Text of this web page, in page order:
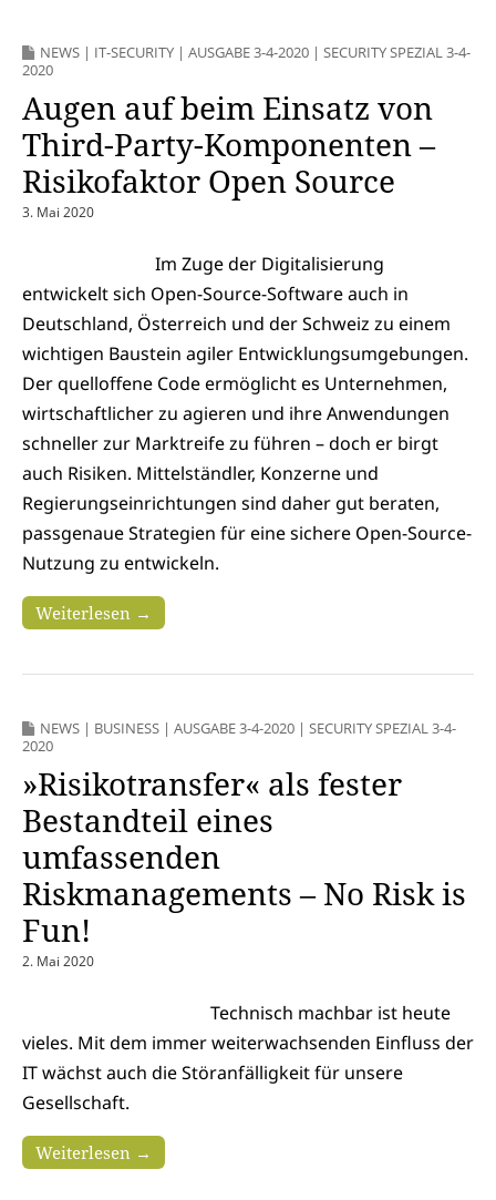
NEWS | IT-SECURITY | AUSGABE 3-4-2020 | SECURITY SPEZIAL 3-4-
2020
Augen auf beim Einsatz von
Third-Party-Komponenten –
Risikofaktor Open Source
3. Mai 2020
Im Zuge der Digitalisierung
entwickelt sich Open-Source-Software auch in
Deutschland, Österreich und der Schweiz zu einem
wichtigen Baustein agiler Entwicklungsumgebungen.
Der quelloffene Code ermöglicht es Unternehmen,
wirtschaftlicher zu agieren und ihre Anwendungen
schneller zur Marktreife zu führen – doch er birgt
auch Risiken. Mittelständler, Konzerne und
Regierungseinrichtungen sind daher gut beraten,
passgenaue Strategien für eine sichere Open-Source-
Nutzung zu entwickeln.
Weiterlesen →
NEWS | BUSINESS | AUSGABE 3-4-2020 | SECURITY SPEZIAL 3-4-
2020
»Risikotransfer« als fester
Bestandteil eines
umfassenden
Riskmanagements – No Risk is
Fun!
2. Mai 2020
Technisch machbar ist heute
vieles. Mit dem immer weiterwachsenden Einfluss der
IT wächst auch die Störanfälligkeit für unsere
Gesellschaft.
Weiterlesen →